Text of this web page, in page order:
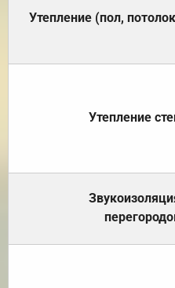
Утепление (пол,
Утепление